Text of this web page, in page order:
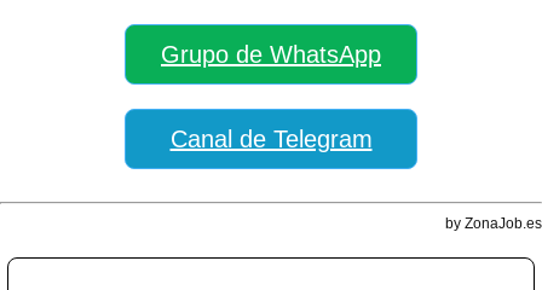
Grupo de WhatsApp
Canal de Telegram
by ZonaJob.es